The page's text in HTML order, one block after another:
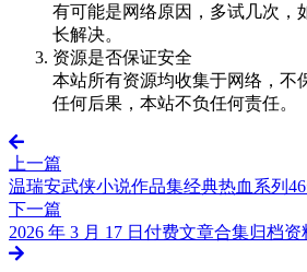
有可能是网络原因，多试几次，
长解决。
资源是否保证安全
本站所有资源均收集于网络，不
任何后果，本站不负任何责任。
上一篇
温瑞安武侠小说作品集经典热血系列46
下一篇
2026 年 3 月 17 日付费文章合集归档资